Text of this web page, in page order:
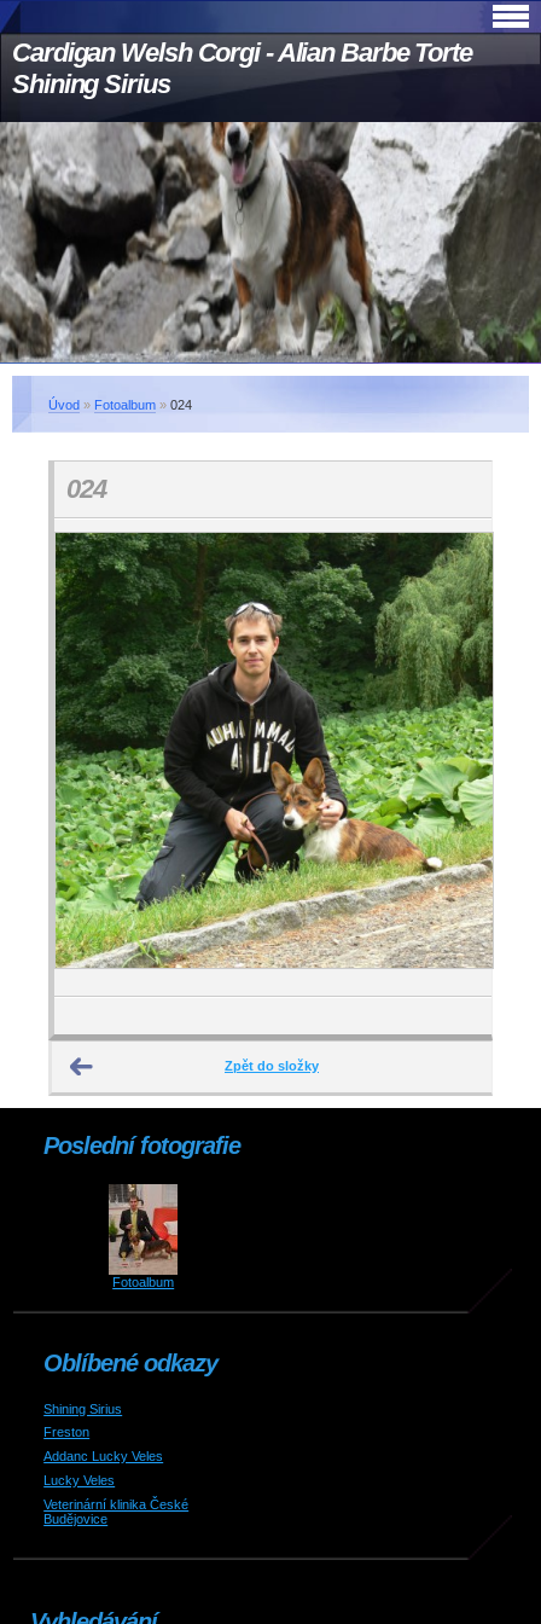
Cardigan Welsh Corgi - Alian Barbe Torte
Shining Sirius
Úvod » Fotoalbum » 024
024
Zpět do složky
Poslední fotografie
Fotoalbum
Oblíbené odkazy
Shining Sirius
Freston
Addanc Lucky Veles
Lucky Veles
Veterinární klinika České
Budějovice